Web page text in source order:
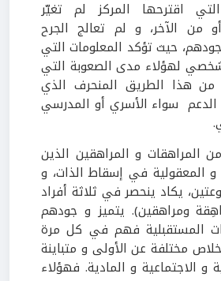
التي اقترحها المركز لم تغيّر
من الآخر، و لم تعالج الجرح
حيث تؤكد المعلومات التي
لهؤلاء مدى الصعوبة التي
هذا الطريق المنحرف الذي
سواء الأسري أو المدرسي
المراهقات و المراهقين الذين
و المعقولية في إسقاط الذات، و
يكاد ينحصر في ثلاثة أفراد
ومراهقين). يتميز و جودهم
المستقبلية فهم في كل مرة
مختلفة عن الأولى و متباينة
و الاجتماعية و المادية. فهؤلاء